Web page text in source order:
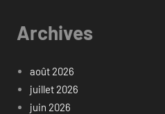
Archives
août 2026
juillet 2026
juin 2026